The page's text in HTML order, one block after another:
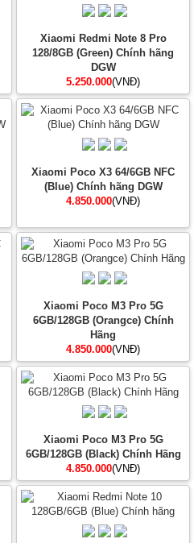
Xiaomi Redmi Note 8 Pro
128/8GB (Green) Chính hãng
DGW
5.250.000(VNĐ)
Xiaomi Poco X3 64/6GB NFC
(Blue) Chính hãng DGW
4.850.000(VNĐ)
Xiaomi Poco M3 Pro 5G
6GB/128GB (Orangce) Chính
Hãng
4.850.000(VNĐ)
Xiaomi Poco M3 Pro 5G
6GB/128GB (Black) Chính Hãng
4.850.000(VNĐ)